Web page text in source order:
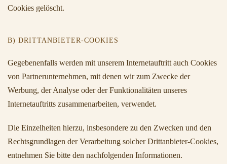
Cookies gelöscht.
B) DRITTANBIETER-COOKIES
Gegebenenfalls werden mit unserem Internetauftritt auch Cookies
von Partnerunternehmen, mit denen wir zum Zwecke der
Werbung, der Analyse oder der Funktionalitäten unseres
Internetauftritts zusammenarbeiten, verwendet.
Die Einzelheiten hierzu, insbesondere zu den Zwecken und den
Rechtsgrundlagen der Verarbeitung solcher Drittanbieter-Cookies,
entnehmen Sie bitte den nachfolgenden Informationen.